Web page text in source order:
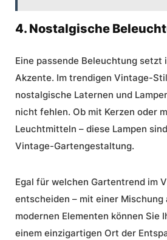
4. Nostalgische
Eine passende Beleuchtung setzt
Akzente. Im trendigen Vintage-
nostalgische Laternen und
nicht fehlen. Ob mit Kerzen oder
Leuchtmitteln – diese Lampen
Vintage-Gartengestaltung.
Egal für welchen Gartentrend im
entscheiden – mit einer Mischung
modernen Elementen können Sie
einem einzigartigen Ort der